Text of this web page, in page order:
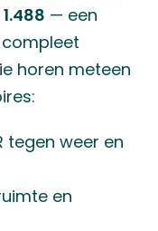
— een
horen meteen
tegen weer en
en